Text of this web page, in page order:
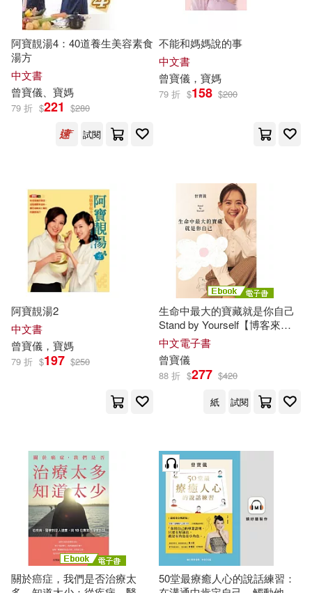
阿寶靚湯4：40道養生美容素食
湯方
中文書
曾寶儀
寶媽
79 折 $221 $280
試閱
不能和媽媽說的事
中文書
曾寶儀 ， 寶媽
79 折 $158 $200
阿寶靚湯2
中文書
曾寶儀 ， 寶媽
79 折 $197 $250
生命中最大的寶藏就是你自己
Stand by Yourself【博客來獨
家收錄曾寶儀
書)
中文電子書
曾寶儀
88 折 $277 $420
紙
試閱
關於癌症，我們是否治療太
50堂最療癒人心的說話練習：